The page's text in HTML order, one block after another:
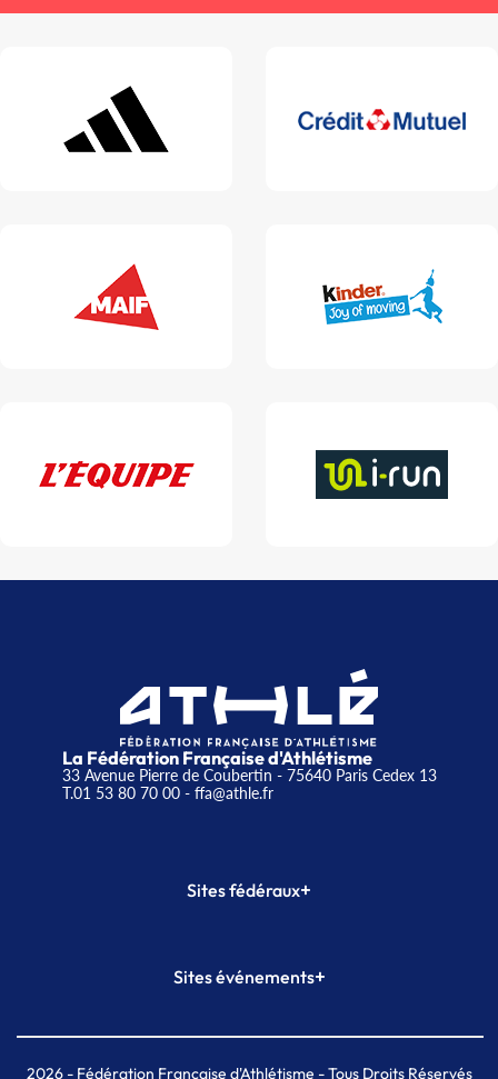
La Fédération Française d'Athlétisme
33 Avenue Pierre de Coubertin - 75640 Paris Cedex 13
T.01 53 80 70 00- ffa@athle.fr
Sites fédéraux+
Plateforme Formation
Sites événements+
Meeting de Paris indoor
MAIF Ekiden de Paris
2026- Fédération Française d'Athlétisme - Tous Droits Réservés